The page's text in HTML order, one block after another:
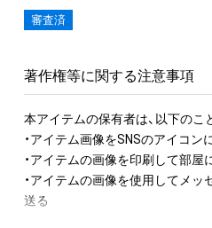
審査済
著作権等に関する注意事項
本アイテムの保有者は、以下のこ
・アイテム画像をSNSのアイコン
・アイテムの画像を印刷して部屋
・アイテムの画像を使用してメ
送る